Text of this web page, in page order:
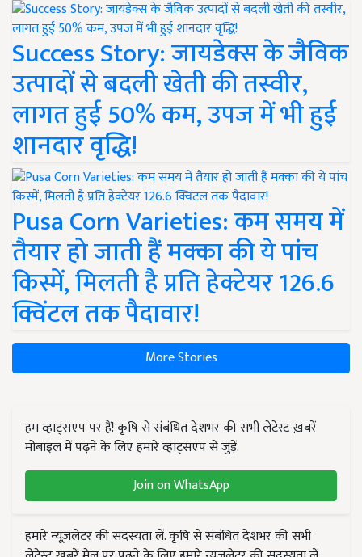
Success Story: जायडेक्स के जैविक
उत्पादों से बदली खेती की तस्वीर,
लागत हुई 50% कम, उपज में भी हुई
शानदार वृद्धि!
Pusa Corn Varieties: कम समय में
तैयार हो जाती हैं मक्का की ये पांच
किस्में, मिलती है प्रति हेक्टेयर 126.6
क्विंटल तक पैदावार!
More Stories
हम व्हाट्सएप पर हैं! कृषि से संबंधित देशभर की सभी लेटेस्ट ख़बरें
मोबाइल में पढ़ने के लिए हमारे व्हाट्सएप से जुड़ें.
Join on WhatsApp
हमारे न्यूज़लेटर की सदस्यता लें. कृषि से संबंधित देशभर की सभी